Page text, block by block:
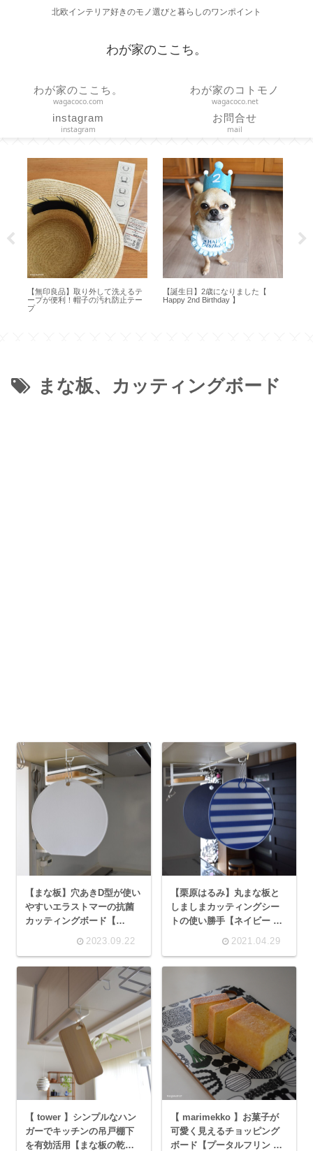
北欧インテリア好きのモノ選びと暮らしのワンポイント
わが家のここち。
わが家のここち。
wagacoco.com
わが家のコトモノ
wagacoco.net
instagram
instagram
お問合せ
mail
【HARIO】水出しコーヒーの作り
方とお茶用ボトルとの違い【ハリ
【バッグインバッグ】エルベにち
ょうどいいポリエステルでシンプ
まな板、カッティングボード
【まな板】穴あきD型が使い
やすいエラストマーの抗菌
カッティングボード【
2023.09.22
【栗原はるみ】丸まな板と
しましまカッティングシー
トの使い勝手【ネイビー ホ
2021.04.29
【 tower 】シンプルなハン
ガーでキッチンの吊戸棚下
を有効活用【まな板の乾か
【 marimekko 】お菓子が
可愛く見えるチョッピング
ボード【プータルフリン パ